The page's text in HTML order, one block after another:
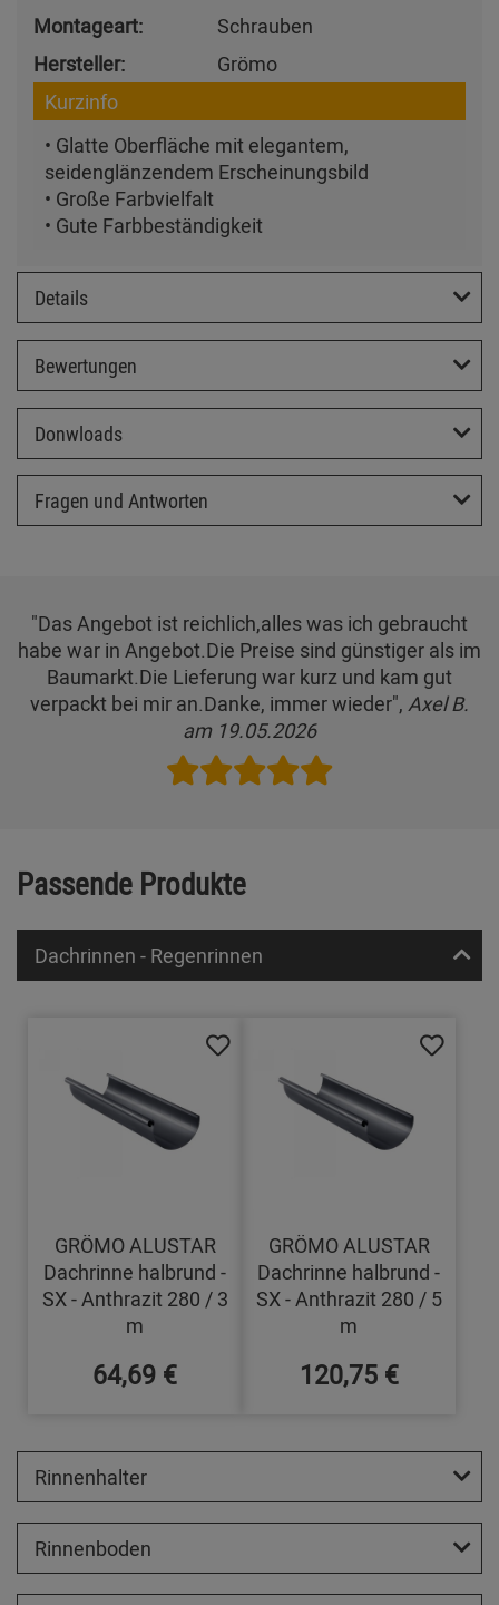
Montageart:
Schrauben
Hersteller:
Grömo
Kurzinfo
• Glatte Oberfläche mit elegantem,
seidenglänzendem Erscheinungsbild
• Große Farbvielfalt
• Gute Farbbeständigkeit
Details
Bewertungen
Donwloads
Fragen und Antworten
"Das Angebot ist reichlich,alles was ich gebraucht
habe war in Angebot.Die Preise sind günstiger als im
Baumarkt.Die Lieferung war kurz und kam gut
verpackt bei mir an.Danke, immer wieder", Axel B.
am 19.05.2026
Passende Produkte
Dachrinnen - Regenrinnen
GRÖMO ALUSTAR
Dachrinne halbrund -
SX - Anthrazit 280 / 3
m
64,69 €
GRÖMO ALUSTAR
Dachrinne halbrund -
SX - Anthrazit 280 / 5
m
120,75 €
Rinnenhalter
Rinnenboden